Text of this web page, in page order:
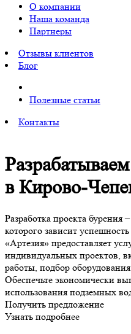
О компании
Наша команда
Партнеры
Отзывы клиентов
Блог
Полезные статьи
Контакты
в Кирово-
Разработка проекта бурения
которого зависит
«Артезия» предоставляет
индивидуальных проектов,
работы, подбор
Обеспечьте экономически
использования подземных
Получить предложение
Узнать подробнее